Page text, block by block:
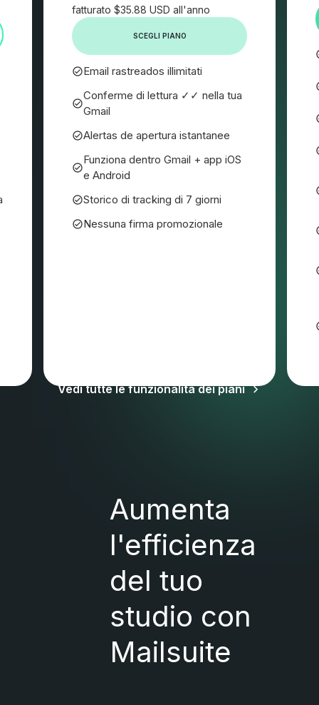
fatturato $35.88 USD all'anno
SCEGLI PIANO
Email rastreados illimitati
Conferme di lettura ✓✓ nella tua
Gmail
Alertas de apertura istantanee
Funziona dentro Gmail + app iOS
e Android
Storico di tracking di 7 giorni
Nessuna firma promozionale
Vedi tutte le funzionalità dei piani
Aumenta
l'efficienza
del tuo
studio con
Mailsuite